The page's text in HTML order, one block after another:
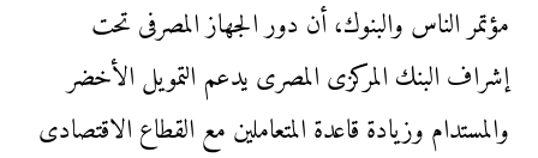
مؤتمر الناس والبنوك، أن دور الجهاز المصرفى تحت
إشراف البنك المركزى المصرى يدعم التمويل الأخضر
والمستدام وزيادة قاعدة المتعاملين مع القطاع الاقتصادى